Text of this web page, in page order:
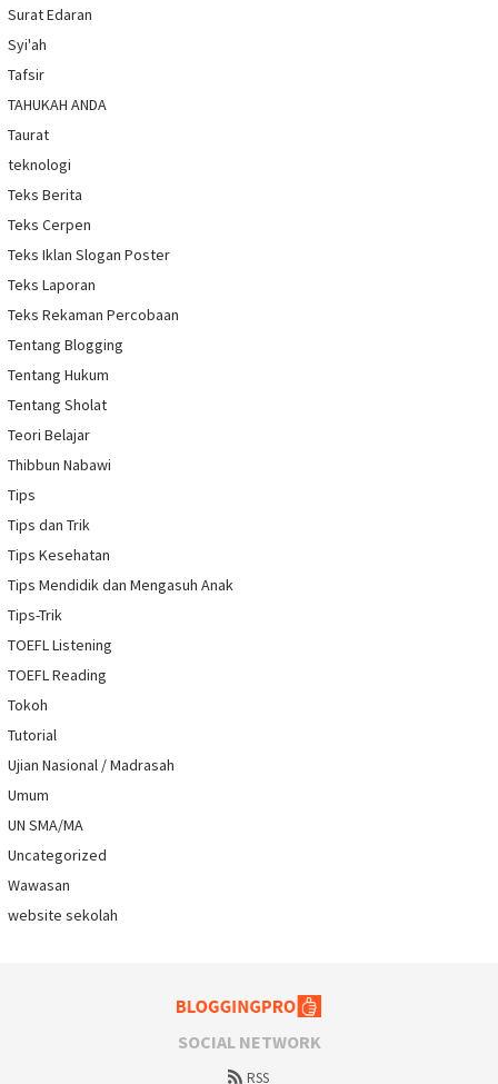
Surat Edaran
Syi'ah
Tafsir
TAHUKAH ANDA
Taurat
teknologi
Teks Berita
Teks Cerpen
Teks Iklan Slogan Poster
Teks Laporan
Teks Rekaman Percobaan
Tentang Blogging
Tentang Hukum
Tentang Sholat
Teori Belajar
Thibbun Nabawi
Tips
Tips dan Trik
Tips Kesehatan
Tips Mendidik dan Mengasuh Anak
Tips-Trik
TOEFL Listening
TOEFL Reading
Tokoh
Tutorial
Ujian Nasional / Madrasah
Umum
UN SMA/MA
Uncategorized
Wawasan
website sekolah
SOCIAL NETWORK
RSS